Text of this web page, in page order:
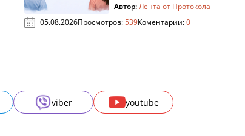
Автор:Лента от Протокола
05.08.2026Просмотров:539Коментарии:0
viber youtube